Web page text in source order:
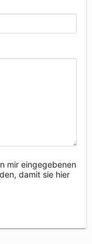
mir eingegebenen
damit sie hier